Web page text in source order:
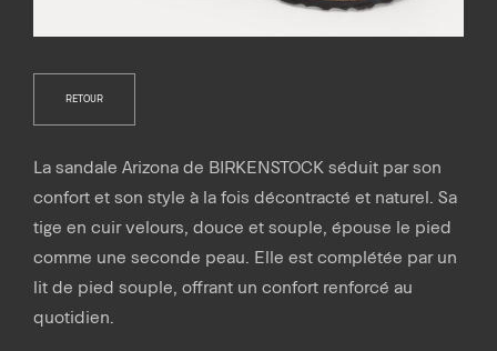
RETOUR
La sandale Arizona de BIRKENSTOCK séduit par son
confort et son style à la fois décontracté et naturel. Sa
tige en cuir velours, douce et souple, épouse le pied
comme une seconde peau. Elle est complétée par un
lit de pied souple, offrant un confort renforcé au
quotidien.